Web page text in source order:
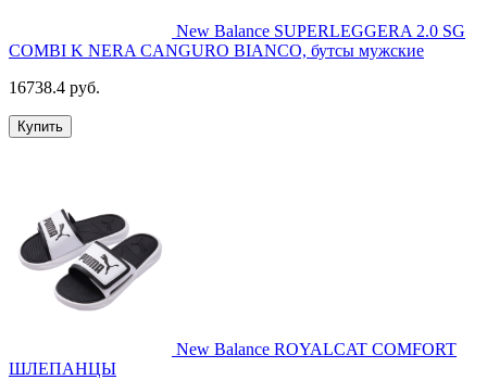
New Balance SUPERLEGGERA 2.0 SG
COMBI K NERA CANGURO BIANCO, бутсы мужские
16738.4 руб.
Купить
New Balance ROYALCAT COMFORT
ШЛЕПАНЦЫ